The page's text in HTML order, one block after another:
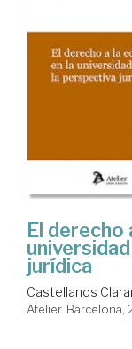
El derecho
jurídica
Castellanos
Atelier. Barcelona,